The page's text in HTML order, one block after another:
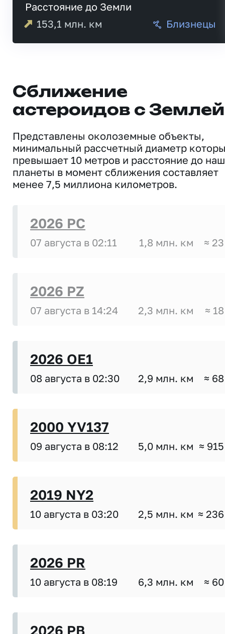
Расстояние до Земли
153,1 млн. км Близнецы
Сближение
астероидов с Землей
Представлены околоземные объекты,
минимальный рассчетный диаметр
превышает 10 метров и расстояние до
планеты в момент сближения составляет
менее 7,5 миллиона километров.
2026 PC
07 августа в 02:11 1,8 млн. км ≈
2026 PZ
07 августа в 14:24 2,3 млн. км ≈
2026 OE1
08 августа в 02:30 2,9 млн. км ≈
2000 YV137
09 августа в 08:12 5,0 млн. км ≈
2019 NY2
10 августа в 03:20 2,5 млн. км ≈
2026 PR
10 августа в 08:19 6,3 млн. км ≈
2026 PB